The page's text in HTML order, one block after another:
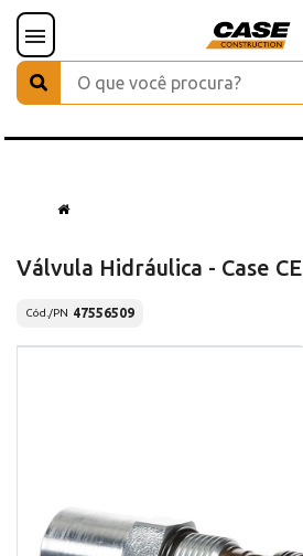
Válvula Hidráulica - Case CE
Cód./PN 47556509